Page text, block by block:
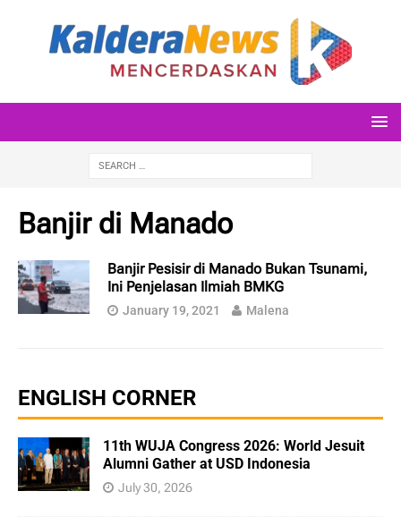
Banjir di Manado
Banjir Pesisir di Manado Bukan Tsunami,
Ini Penjelasan Ilmiah BMKG
January 19, 2021 Malena
ENGLISH CORNER
11th WUJA Congress 2026: World Jesuit
Alumni Gather at USD Indonesia
July 30, 2026